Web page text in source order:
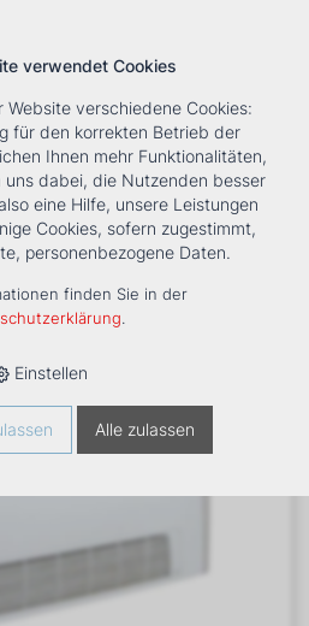
Karriere KontaktSuche
KLIMA › FANCOILS › DXD ECM 23
verwendet Cookies
Website verschiedene Cookies:
für den korrekten Betrieb der
Ihnen mehr Funktionalitäten,
dabei, die Nutzenden besser
eine Hilfe, unsere Leistungen
Cookies, sofern zugestimmt,
personenbezogene Daten.
finden Sie in der
.
Einstellen
Alle zulassen